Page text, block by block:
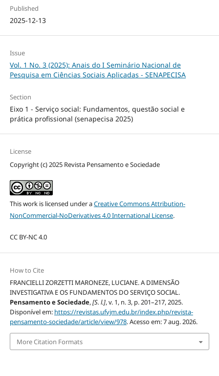
Published
2025-12-13
Issue
Vol. 1 No. 3 (2025): Anais do I Seminário Nacional de
Pesquisa em Ciências Sociais Aplicadas - SENAPECISA
Section
Eixo 1 - Serviço social: Fundamentos, questão social e
prática profissional (senapecisa 2025)
License
Copyright (c) 2025 Revista Pensamento e Sociedade
This work is licensed under aCreative Commons Attribution-
NonCommercial-NoDerivatives 4.0 International License.
CC BY-NC 4.0
How to Cite
FRANCIELLI ZORZETTI MARONEZE, LUCIANE. A DIMENSÃO
INVESTIGATIVA E OS FUNDAMENTOS DO SERVIÇO SOCIAL.
Pensamento e Sociedade,[S. l.], v. 1, n. 3, p. 201–217, 2025.
Disponível em: https://revistas.ufvjm.edu.br/index.php/revista-
pensamento-sociedade/article/view/978. Acesso em: 7 aug. 2026.
More Citation Formats